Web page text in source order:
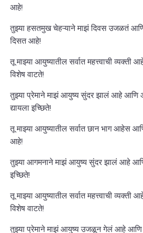
आहे!
तुझ्या हसतमुख चेहऱ्याने माझं दिवस उजळतं
दिसत आहे!
तू माझ्या आयुष्यातील सर्वात महत्त्वाची
विशेष वाटते!
तुझ्या प्रेमाने माझं आयुष्य सुंदर झालं आहे आणि
द्यायला इच्छिते!
तू माझ्या आयुष्यातील सर्वात छान भाग आहेस
आहे!
तुझ्या आगमनाने माझं आयुष्य सुंदर झालं आहे
इच्छिते!
तू माझ्या आयुष्यातील सर्वात महत्त्वाची
विशेष वाटते!
तुझ्या प्रेमाने माझं आयुष्य उजळून गेलं आहे